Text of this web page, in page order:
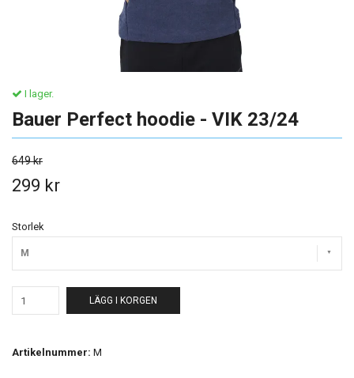
I lager.
Bauer Perfect hoodie - VIK 23/24
649 kr
299 kr
Storlek
M
LÄGG I KORGEN
Artikelnummer: M